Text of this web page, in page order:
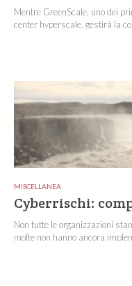
Mentre GreenScale, uno dei
center hyperscale, gestirà la
MISCELLANEA
Cyberrischi:
Non tutte le organizzazioni
molte non hanno ancora